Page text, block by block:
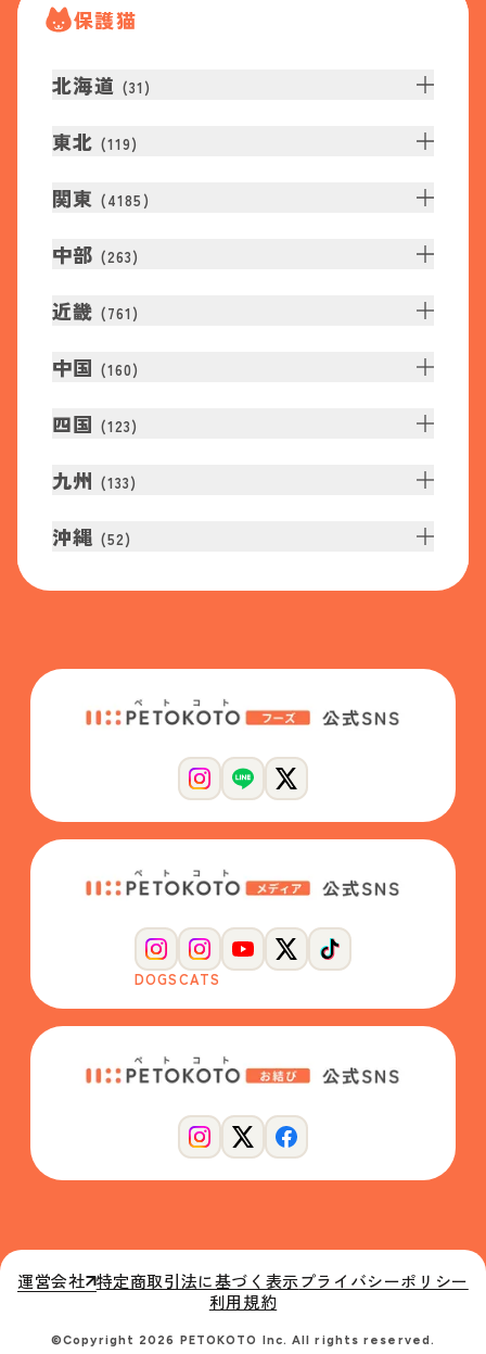
保護猫
北海道 (31 )
東北 (119)
関東 (4185 )
中部 (263)
近畿 (761 )
中国 (160)
四国 (123)
九州 (133)
沖縄 (52)
DOGSCATS
運営会社 特定商取引法に基づく表示プライバシーポリシー
利用規約
©Copyright 2026 PETOKOTO Inc. All rights reserved.